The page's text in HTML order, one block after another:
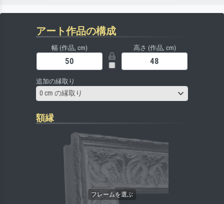
アート作品の構成
幅 (作品, cm) 高さ (作品, cm)
追加の縁取り
0 cm の縁取り
額縁